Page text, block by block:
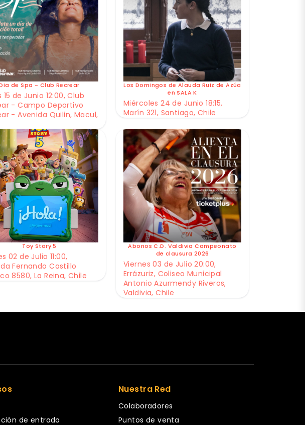
de Spa - Club Recrear
15 de Junio 12:00, Club
- Campo Deportivo
- Avenida Quilin, Macul,
Los Domingos de Alauda Ruiz de Azúa
en SALA K
Miércoles 24 de Junio 18:15,
Marín 321, Santiago, Chile
Toy Story 5
02 de Julio 11:00,
Fernando Castillo
8580, La Reina, Chile
Abonos C.D. Valdivia Campeonato
de clausura 2026
Viernes 03 de Julio 20:00,
Errázuriz, Coliseo Municipal
Antonio Azurmendy Riveros,
Valdivia, Chile
de entrada
Nuestra Red
Colaboradores
Puntos de venta